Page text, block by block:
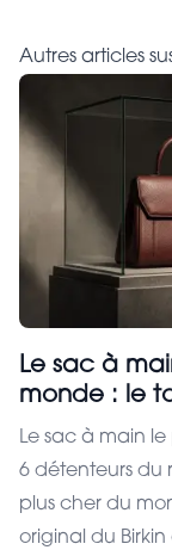
Autres articles
Le sac à
monde : le
Le sac à main
6 détenteurs du
plus cher du
original du Birkin